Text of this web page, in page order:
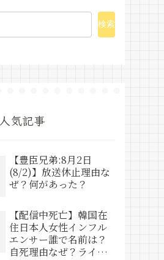
検索
人気記事
【豊臣兄弟:8月2日
(8/2)】放送休止理由な
ぜ？何があった？
【配信中死亡】韓国在
住日本人女性インフル
エンサー誰で名前は？
自死理由なぜ？ライブ